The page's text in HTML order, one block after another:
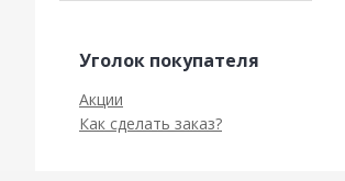
Уголок покупателя
Акции
Как сделать заказ?